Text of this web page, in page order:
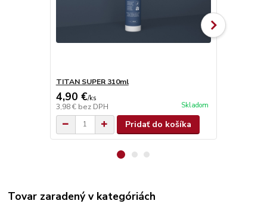
TITAN SUPER 310ml
4,90 €/ks
3,98 € bez DPH Skladom
Pridať do košíka
Tovar zaradený v kategóriách